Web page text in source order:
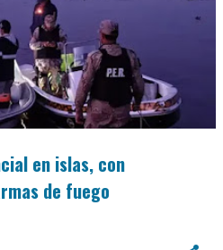
en islas, con
de fuego